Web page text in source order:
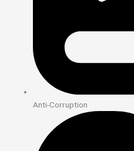
Anti-Corruption